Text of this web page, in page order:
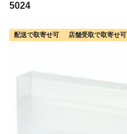
5024
配送で取寄せ可 店舗受取で取寄せ可